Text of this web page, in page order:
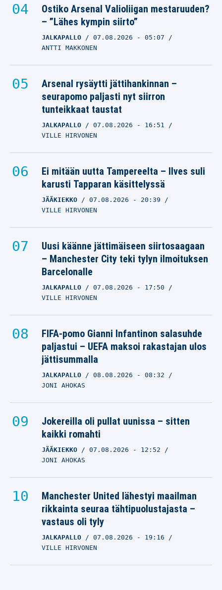
Ostiko Arsenal Valioliigan mestaruuden?
– ”Lähes kympin siirto”
JALKAPALLO 07.08.2026 - 05:07
ANTTI MAKKONEN
Arsenal rysäytti jättihankinnan –
seurapomo paljasti nyt siirron
tunteikkaat taustat
JALKAPALLO 07.08.2026 - 16:51
VILLE HIRVONEN
Ei mitään uutta Tampereelta – Ilves suli
karusti Tapparan käsittelyssä
JÄÄKIEKKO 07.08.2026 - 20:39
VILLE HIRVONEN
Uusi käänne jättimäiseen siirtosaagaan
– Manchester City teki tylyn ilmoituksen
Barcelonalle
JALKAPALLO 07.08.2026 - 17:50
VILLE HIRVONEN
FIFA-pomo Gianni Infantinon salasuhde
paljastui – UEFA maksoi rakastajan ulos
jättisummalla
JALKAPALLO 08.08.2026 - 08:32
JONI AHOKAS
Jokereilla oli pullat uunissa – sitten
kaikki romahti
JÄÄKIEKKO 07.08.2026 - 12:52
JONI AHOKAS
Manchester United lähestyi maailman
rikkainta seuraa tähtipuolustajasta –
vastaus oli tyly
JALKAPALLO 07.08.2026 - 19:16
VILLE HIRVONEN